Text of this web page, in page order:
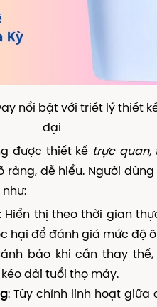
nổi bật với triết lý thiết
đại
được thiết kế trực quan,
dễ hiểu. Người
: Hiển thị theo thời gian
hại để đánh giá mức độ
báo khi cần thay
dài tuổi thọ máy.
: Tùy chỉnh linh hoạt giữa